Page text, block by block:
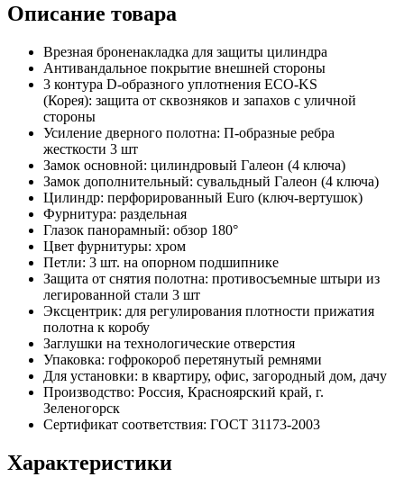
Описание товара
Врезная броненакладка для защиты цилиндра
Антивандальное покрытие внешней стороны
3 контура D-образного уплотнения ECO-KS
(Корея): защита от сквозняков и запахов с уличной
стороны
Усиление дверного полотна: П-образные ребра
жесткости 3 шт
Замок основной: цилиндровый Галеон (4 ключа)
Замок дополнительный: сувальдный Галеон (4 ключа)
Цилиндр: перфорированный Euro (ключ-вертушок)
Фурнитура: раздельная
Глазок панорамный: обзор 180°
Цвет фурнитуры: хром
Петли: 3 шт. на опорном подшипнике
Защита от снятия полотна: противосъемные штыри из
легированной стали 3 шт
Эксцентрик: для регулирования плотности прижатия
полотна к коробу
Заглушки на технологические отверстия
Упаковка: гофрокороб перетянутый ремнями
Для установки: в квартиру, офис, загородный дом, дачу
Производство: Россия, Красноярский край, г.
Зеленогорск
Сертификат соответствия: ГОСТ 31173-2003
Характеристики